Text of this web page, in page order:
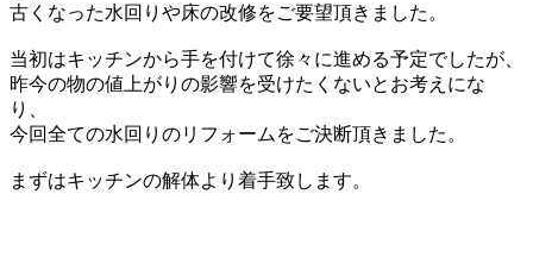
古くなった水回りや床の改修をご要望頂きました。
当初はキッチンから手を付けて徐々に進める予定でしたが、
昨今の物の値上がりの影響を受けたくないとお考えにな
り、
今回全ての水回りのリフォームをご決断頂きました。
まずはキッチンの解体より着手致します。